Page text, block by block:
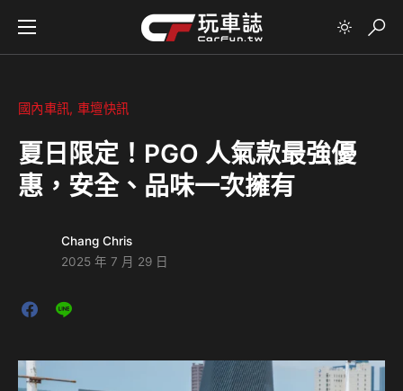
國內車訊 車壇快訊
夏日限定！PGO 人氣款最強優
惠，安全、品味一次擁有
Chang Chris
2025 年 7 月 29 日